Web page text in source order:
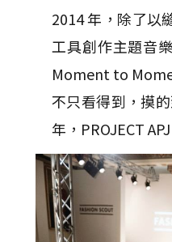
2014 年，除了以
工具創作主題音
Moment to
不只看得到，摸
年，PROJECT